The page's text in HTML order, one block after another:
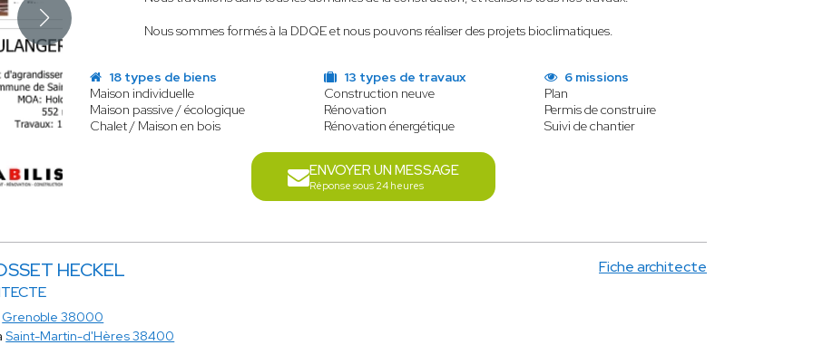
Nous sommes formés à la DDQE et nous pouvons réaliser des projets bioclimatiques.
18 types de biens
Maison individuelle
Maison passive / écologique
Chalet / Maison en bois
13 types de travaux
Construction neuve
Rénovation
Rénovation énergétique
6 missions
Plan
Permis de construire
Suivi de chantier
ENVOYER UN MESSAGE
Réponse sous 24 heures
HECKEL Fiche architecte
Grenoble 38000
Saint-Martin-d'Hères 38400